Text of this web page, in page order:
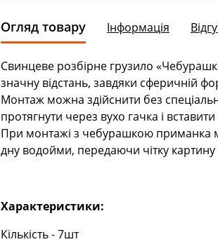
Огляд товару Інформація
Свинцеве розбірне грузило
значну відстань, завдяки сферичній
Монтаж можна здійснити без
протягнути через вухо гачка і
При монтажі з чебурашкою приманка
дну водойми, передаючи чітку
Характеристики:
Кількість - 7шт